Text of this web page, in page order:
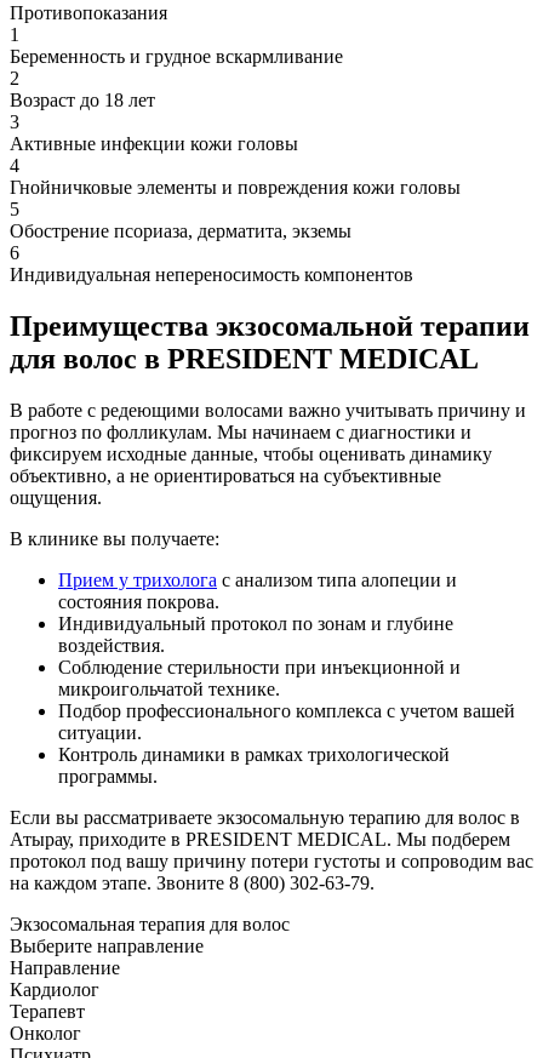
Противопоказания
1
Беременность и грудное вскармливание
2
Возраст до 18 лет
3
Активные инфекции кожи головы
4
Гнойничковые элементы и повреждения кожи головы
5
Обострение псориаза, дерматита, экземы
6
Индивидуальная непереносимость компонентов
Преимущества экзосомальной терапии
для волос в PRESIDENT MEDICAL
В работе с редеющими волосами важно учитывать причину и
прогноз по фолликулам. Мы начинаем с диагностики и
фиксируем исходные данные, чтобы оценивать динамику
объективно, а не ориентироваться на субъективные
ощущения.
В клинике вы получаете:
Прием у трихолога с анализом типа алопеции и
состояния покрова.
Индивидуальный протокол по зонам и глубине
воздействия.
Соблюдение стерильности при инъекционной и
микроигольчатой технике.
Подбор профессионального комплекса с учетом вашей
ситуации.
Контроль динамики в рамках трихологической
программы.
Если вы рассматриваете экзосомальную терапию для волос в
Атырау, приходите в PRESIDENT MEDICAL. Мы подберем
протокол под вашу причину потери густоты и сопроводим вас
на каждом этапе. Звоните 8 (800) 302-63-79.
Экзосомальная терапия для волос
Выберите направление
Направление
Кардиолог
Терапевт
Онколог